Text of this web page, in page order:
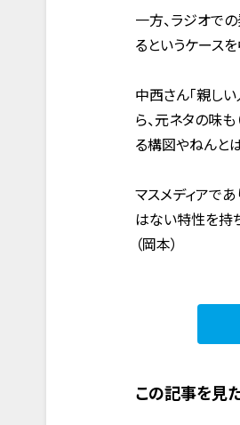
一方、ラジオで
るというケース
中西さん「親し
ら、元ネタの味
る構図やねんと
マスメディアで
はない特性を持
（岡本）
この記事を見